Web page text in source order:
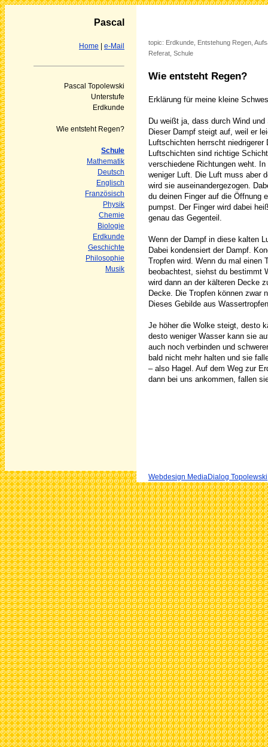
Pascal
Home e-Mail
Pascal Topolewski
Unterstufe
Erdkunde
Wie entsteht Regen?
Schule
Mathematik
Deutsch
Englisch
Französisch
Physik
Chemie
Biologie
Erdkunde
Geschichte
Philosophie
Musik
topic: Erdkunde, Entstehung Regen,
Referat, Schule
Wie entsteht Regen?
Erklärung für meine kleine
Du weißt ja, dass durch Wind
Dieser Dampf steigt auf, weil er
Luftschichten herrscht niedrigerer
Luftschichten sind richtige
verschiedene Richtungen weht.
weniger Luft. Die Luft muss aber
wird sie auseinandergezogen.
du deinen Finger auf die Öffnung
pumpst. Der Finger wird dabei
genau das Gegenteil.
Wenn der Dampf in diese kalten
Dabei kondensiert der Dampf.
Tropfen wird. Wenn du mal
beobachtest, siehst du bestimmt
wird dann an der kälteren Decke
Decke. Die Tropfen können zwar
Dieses Gebilde aus
Je höher die Wolke steigt, desto
desto weniger Wasser kann sie
auch noch verbinden und
bald nicht mehr halten und sie
– also Hagel. Auf dem Weg zur
dann bei uns ankommen, fallen
Webdesign MediaDialog Topolewski